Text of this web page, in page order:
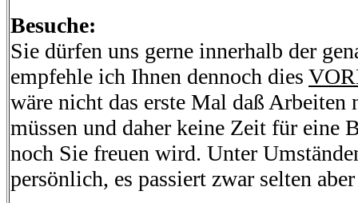
Besuche:
Sie dürfen uns gerne innerhalb der
empfehle ich Ihnen dennoch dies
wäre nicht das erste Mal daß
müssen und daher keine Zeit für eine
noch Sie freuen wird. Unter
persönlich, es passiert zwar selten